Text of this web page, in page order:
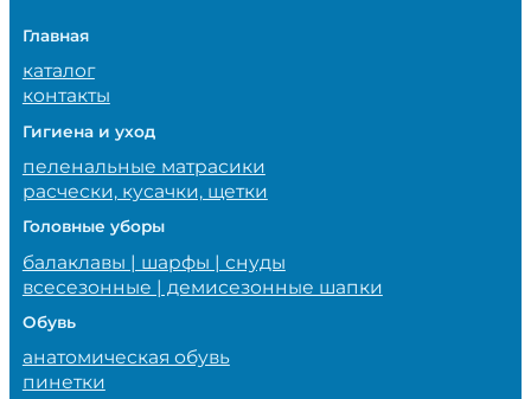
Главная
каталог
контакты
Гигиена и уход
пеленальные матрасики
расчески, кусачки, щетки
Головные уборы
балаклавы | шарфы | снуды
всесезонные | демисезонные шапки
Обувь
анатомическая обувь
пинетки